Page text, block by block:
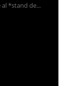
al *stand de...